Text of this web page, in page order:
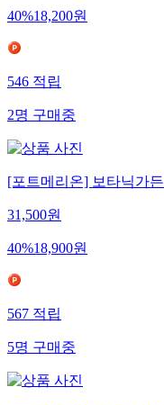
40%18,200원
546 적립
2명 구매중
[포트메리온] 보타닉가
31,500원
40%18,900원
567 적립
5명 구매중